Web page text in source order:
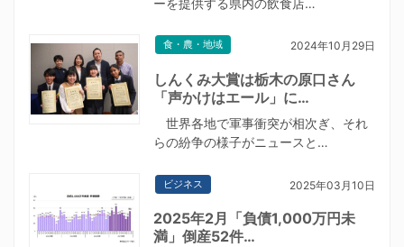
食・農・地域 2024年10月29日
しんくみ大賞は栃木の原口さん
「声かけはエール」に…
世界各地で軍事衝突が相次ぎ、それ
らの紛争の様子がニュースと…
ビジネス 2025年03月10日
2025年2月「負債1,000万円未
満」倒産52件…